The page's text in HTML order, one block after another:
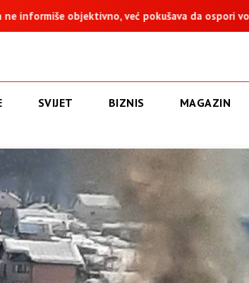
već pokušava da ospori vodovod na Vučijaku
SVIJET BIZNIS MAGAZIN